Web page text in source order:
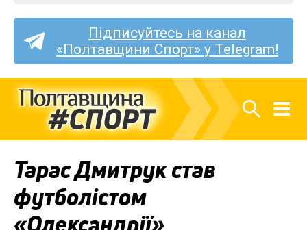
Підписуйтесь на канал
«Полтавщини Спорт» у Telegram!
Тарас Дмитрук став
футболістом